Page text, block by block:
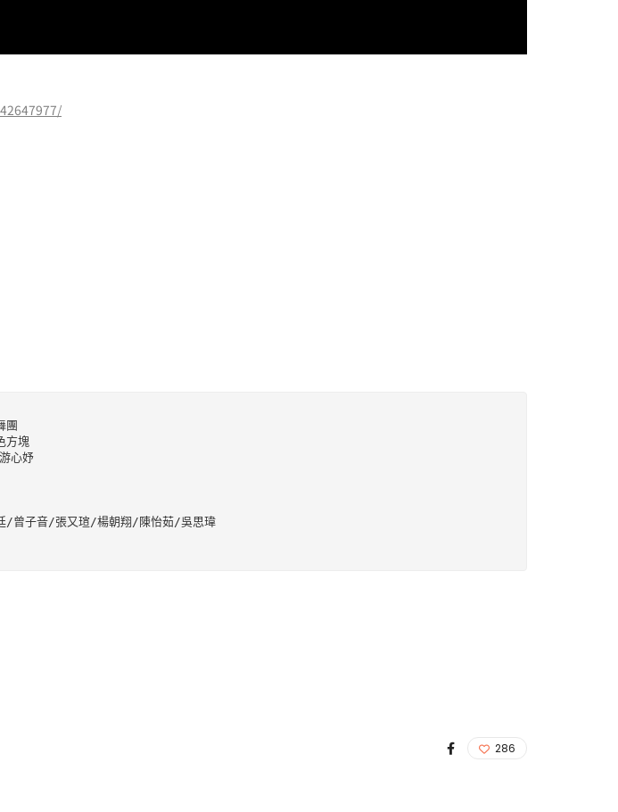
團
方塊
心妤
/曾子音/張又瑄/楊朝翔/陳怡茹/吳思瑋
286